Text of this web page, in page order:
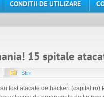
CONDITII DE UTILIZARE
15 spitale
Stiri
fost atacate de hackeri (capital.ro)